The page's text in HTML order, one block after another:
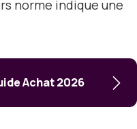
norme indique une
Achat 2026